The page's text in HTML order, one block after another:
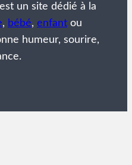
un site dédié à la
, bébé, enfant ou
humeur, sourire,